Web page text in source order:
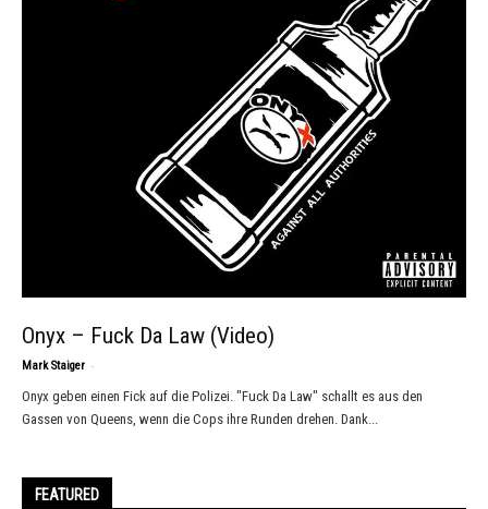
Onyx – Fuck Da Law (Video)
Mark Staiger -
Onyx geben einen Fick auf die Polizei. "Fuck Da Law" schallt es aus den
Gassen von Queens, wenn die Cops ihre Runden drehen. Dank...
FEATURED